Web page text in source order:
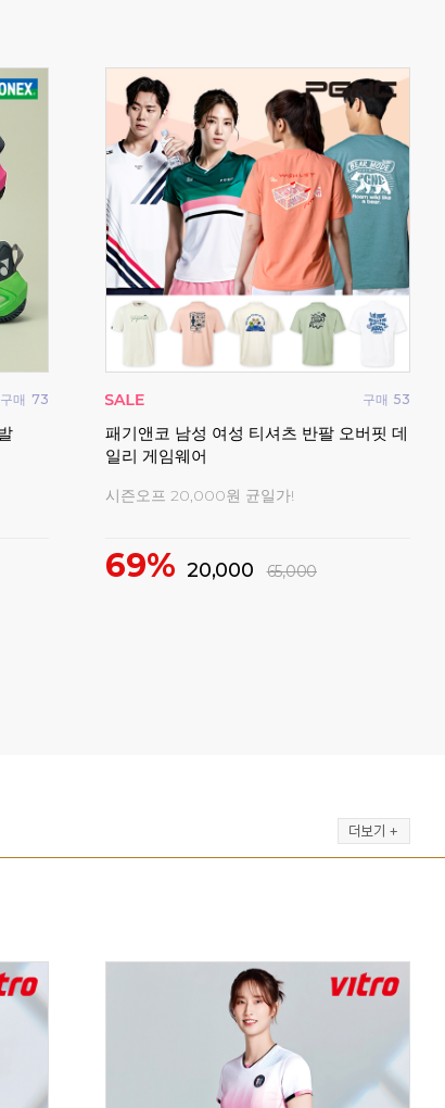
구매15
데
구매 331
스맥스코리아 남성 여성 공용 티셔츠 세미
오버핏 코튼라이크
2026 신상 배드민턴의류
51% 19,000 39,000